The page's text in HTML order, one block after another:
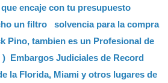
encaje con tu presupuesto
un filtro solvencia para la compra
Pino, tambien es un Profesional de
) Embargos Judiciales de Record
la Florida, Miami y otros lugares de